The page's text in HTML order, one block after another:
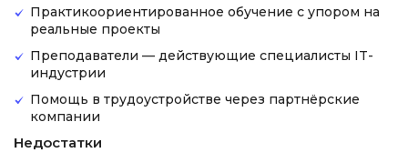
Практикоориентированное обучение с упором на
реальные проекты
Преподаватели — действующие специалисты IT-
индустрии
Помощь в трудоустройстве через партнёрские
компании
Недостатки